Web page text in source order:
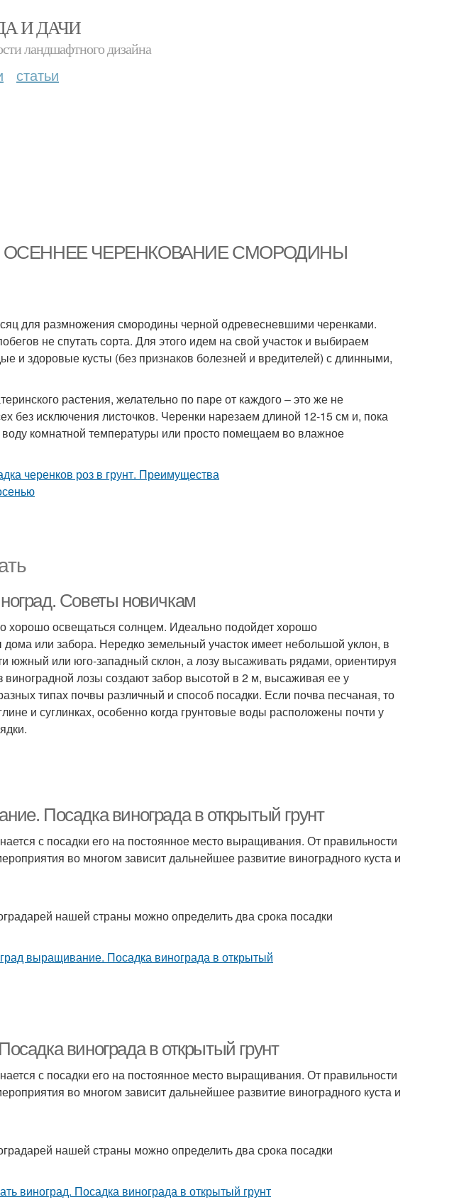
И ДАЧИ
ландшафтного дизайна
статьи
ОСЕННЕЕ ЧЕРЕНКОВАНИЕ СМОРОДИНЫ
для размножения смородины черной одревесневшими черенками.
не спутать сорта. Для этого идем на свой участок и выбираем
и здоровые кусты (без признаков болезней и вредителей) с длинными,
растения, желательно по паре от каждого – это же не
без исключения листочков. Черенки нарезаем длиной 12-15 см и, пока
воду комнатной температуры или просто помещаем во влажное
Советы новичкам
хорошо освещаться солнцем. Идеально подойдет хорошо
или забора. Нередко земельный участок имеет небольшой уклон, в
южный или юго-западный склон, а лозу высаживать рядами, ориентируя
виноградной лозы создают забор высотой в 2 м, высаживая ее у
типах почвы различный и способ посадки. Если почва песчаная, то
и суглинках, особенно когда грунтовые воды расположены почти у
Посадка винограда в открытый грунт
с посадки его на постоянное место выращивания. От правильности
во многом зависит дальнейшее развитие виноградного куста и
нашей страны можно определить два срока посадки
винограда в открытый грунт
с посадки его на постоянное место выращивания. От правильности
во многом зависит дальнейшее развитие виноградного куста и
нашей страны можно определить два срока посадки